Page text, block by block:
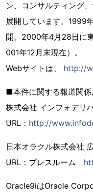
ン、コンサルティング
展開しています。1999
開、2000年4月28日に
001年12月末現在）。
Webサイトは、 http://
■本件に関する報道関
株式会社 インフォデリ
URL： http://
日本オラクル株式会社
URL：プレスルーム
Oracle9iはOracle